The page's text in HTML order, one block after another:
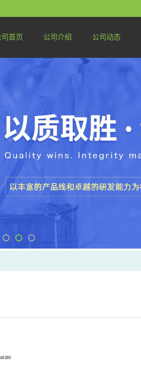
司首页 公司介绍 公司动态